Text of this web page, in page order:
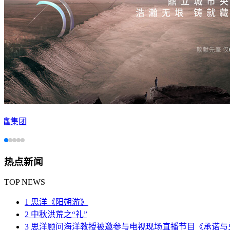
广州呼吸研究院
热点新闻
TOP NEWS
1 思洋《阳朔游》
2 中秋洪荒之“礼”
3 思洋顾问海洋教授被邀参与电视现场直播节目《承诺与